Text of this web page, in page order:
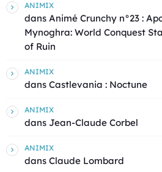
ANIMIX
dans Animé Crunchy n°23 :
Mynoghra: World Conquest
of Ruin
ANIMIX
dans Castlevania : Noctune
ANIMIX
dans Jean-Claude Corbel
ANIMIX
dans Claude Lombard